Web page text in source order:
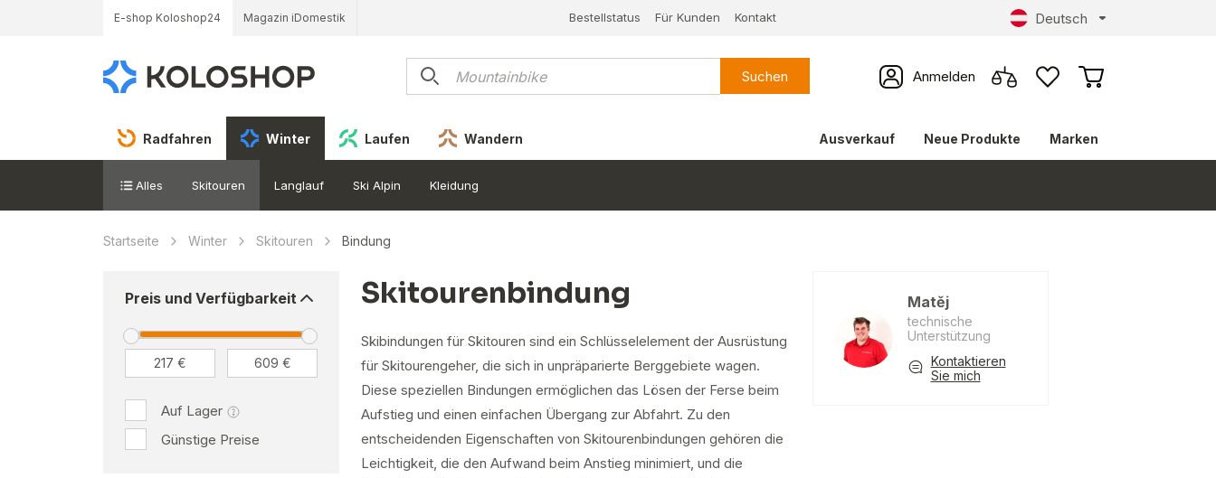
E-shop Koloshop24 Magazin iDomestik Bestellstatus Für Kunden Kontakt Deutsch
Suchen Anmelden
Radfahren Winter Laufen Wandern Ausverkauf Neue Produkte Marken
Alles Skitouren Langlauf Ski Alpin Kleidung
Startseite Winter Skitouren Bindung
Preis und Verfügbarkeit
Auf Lager
Günstige Preise
Skitourenbindung
Skibindungen für Skitouren sind ein Schlüsselelement der Ausrüstung
für Skitourengeher, die sich in unpräparierte Berggebiete wagen.
Diese speziellen Bindungen ermöglichen das Lösen der Ferse beim
Aufstieg und einen einfachen Übergang zur Abfahrt. Zu den
entscheidenden Eigenschaften von Skitourenbindungen gehören die
Leichtigkeit, die den Aufwand beim Anstieg minimiert, und die
Matěj
technische
Unterstützung
Kontaktieren
Sie mich